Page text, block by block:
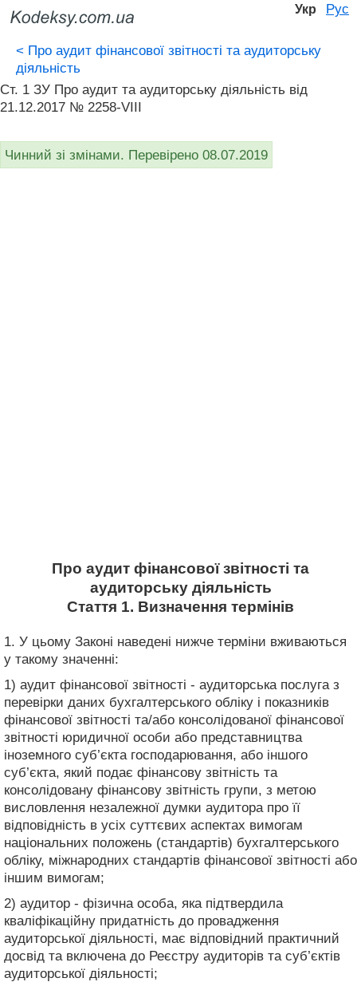
Укр Рус
< Про аудит фінансової звітності та аудиторську
діяльність
Ст. 1 ЗУ Про аудит та аудиторську діяльність від
21.12.2017 № 2258-VIII
Чинний зі змінами. Перевірено 08.07.2019
Про аудит фінансової звітності та
аудиторську діяльність
Стаття 1. Визначення термінів
1. У цьому Законі наведені нижче терміни вживаються
у такому значенні:
1) аудит фінансової звітності - аудиторська послуга з
перевірки даних бухгалтерського обліку і показників
фінансової звітності та/або консолідованої фінансової
звітності юридичної особи або представництва
іноземного суб’єкта господарювання, або іншого
суб’єкта, який подає фінансову звітність та
консолідовану фінансову звітність групи, з метою
висловлення незалежної думки аудитора про її
відповідність в усіх суттєвих аспектах вимогам
національних положень (стандартів) бухгалтерського
обліку, міжнародних стандартів фінансової звітності або
іншим вимогам;
2) аудитор - фізична особа, яка підтвердила
кваліфікаційну придатність до провадження
аудиторської діяльності, має відповідний практичний
досвід та включена до Реєстру аудиторів та суб’єктів
аудиторської діяльності;